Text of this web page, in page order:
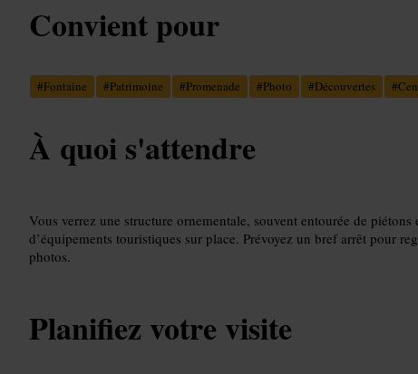
Convient pour
#Fontaine #Patrimoine #Promenade #Photo #Découvertes #
À quoi s'attendre
Vous verrez une structure ornementale, souvent entourée de
d’équipements touristiques sur place. Prévoyez un bref arrêt pour
photos.
Planifiez votre visite